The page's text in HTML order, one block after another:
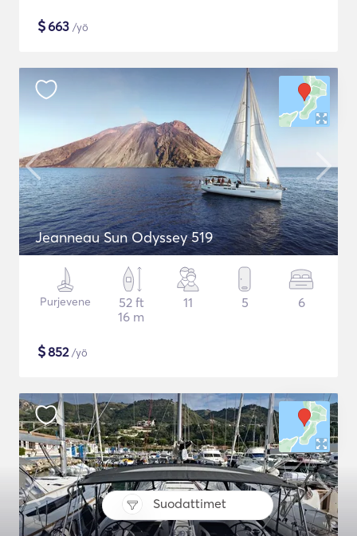
Suodattimet
$663 /yö
Jeanneau Sun Odyssey 519
Purjevene
52 ft
16 m
11 5 6
$852/yö